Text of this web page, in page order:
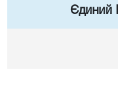
Єдиний